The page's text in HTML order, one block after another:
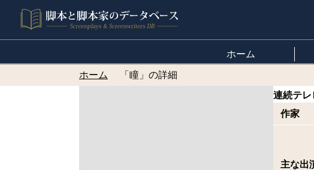
ホーム
ホーム 「瞳」の詳細
連続テレ
作家
主な出